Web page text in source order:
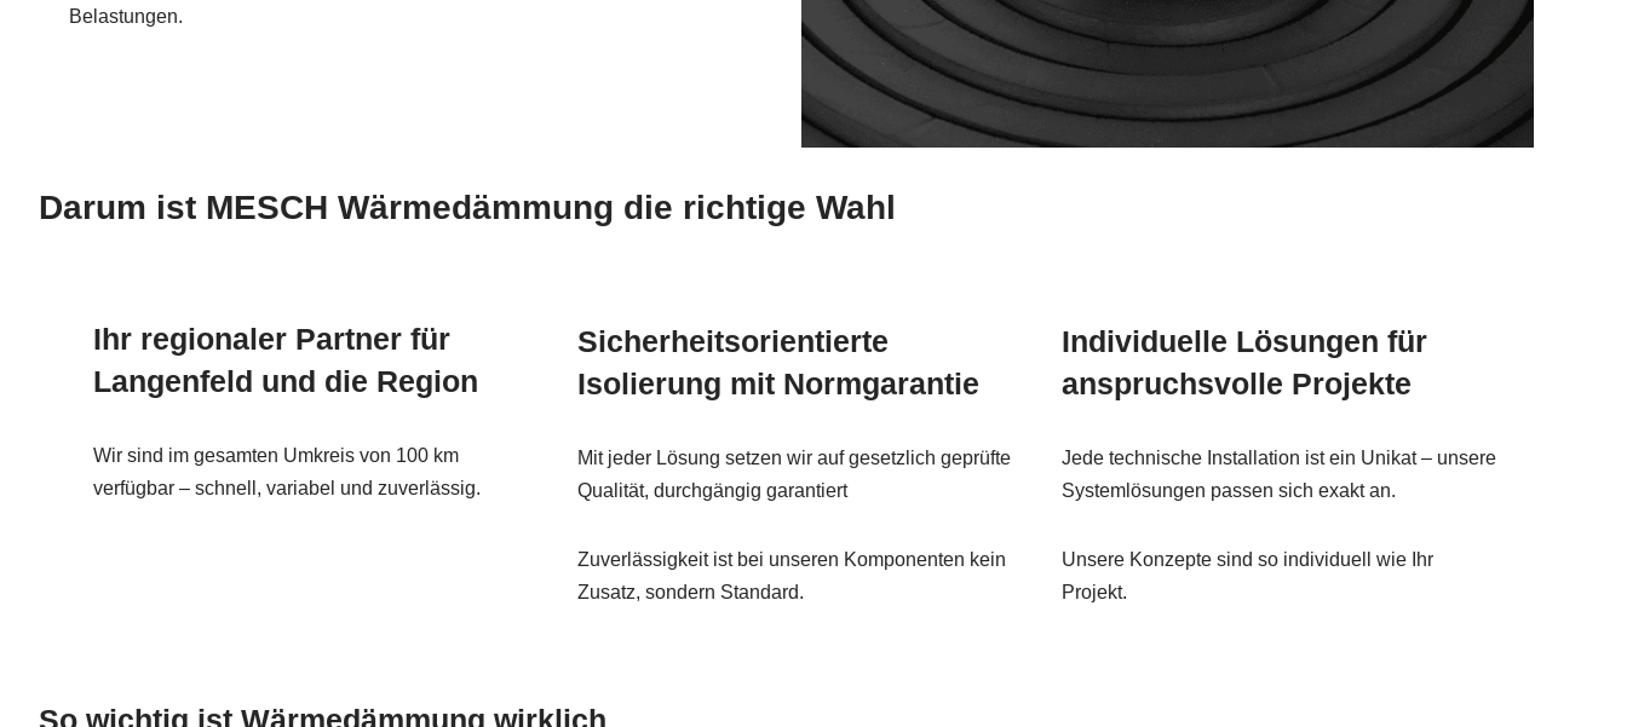
Belastungen.
Darum ist MESCH Wärmedämmung die richtige Wahl
Ihr regionaler Partner für
Langenfeld und die Region
Wir sind im gesamten Umkreis von 100 km
verfügbar – schnell, variabel und zuverlässig.
Sicherheitsorientierte
Isolierung mit Normgarantie
Mit jeder Lösung setzen wir auf gesetzlich geprüfte
Qualität, durchgängig garantiert
Zuverlässigkeit ist bei unseren Komponenten kein
Zusatz, sondern Standard.
Individuelle Lösungen für
anspruchsvolle Projekte
Jede technische Installation ist ein Unikat – unsere
Systemlösungen passen sich exakt an.
Unsere Konzepte sind so individuell wie Ihr
Projekt.